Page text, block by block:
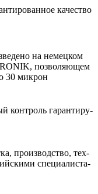
ка­че­ство
на немец­ком
поз­во­ля­ю­щем
30 мик­рон
кон­троль га­ран­ти­ру­
про­из­вод­ство, тех­
спе­ци­а­ли­ста­